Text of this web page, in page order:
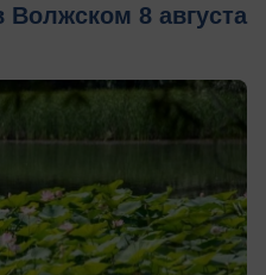
Волжском 8 августа